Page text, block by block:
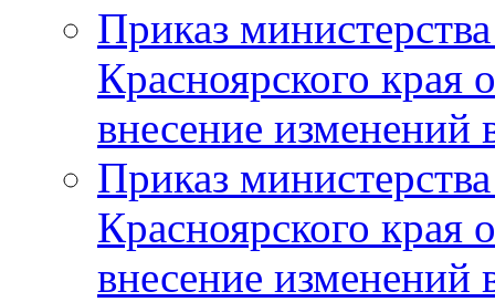
Приказ
Красноярского
внесение изменений
Приказ
Красноярского
внесение изменений